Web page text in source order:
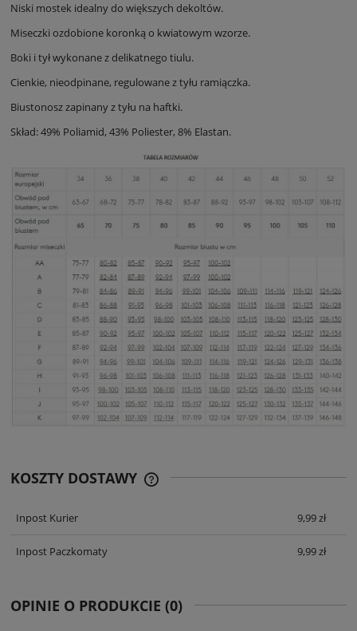
Niski mostek idealny do większych dekoltów.
Miseczki ozdobione koronką o kwiatowym wzorze.
Boki i tył wykonane z delikatnego tiulu.
Cienkie, nieodpinane, regulowane z tyłu ramiączka.
Biustonosz zapinany z tyłu na haftki.
Skład: 49% Poliamid, 43% Poliester, 8% Elastan.
KOSZTY DOSTAWY
Inpost Kurier
9,99 zł
Inpost Paczkomaty 9,99 zł
OPINIE O PRODUKCIE (0)